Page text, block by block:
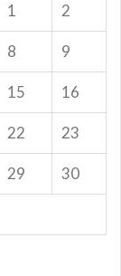
1 2
8 9
15 16
22 23
29 30